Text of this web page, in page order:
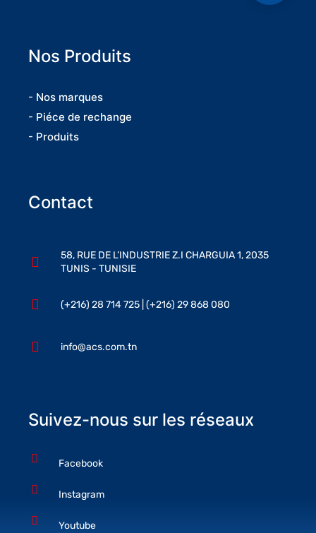
Nos Produits
- Nos marques
- Piéce de rechange
- Produits
Contact
58, RUE DE L’INDUSTRIE Z.I CHARGUIA 1, 2035
TUNIS - TUNISIE
(+216) 28 714 725 | (+216) 29 868 080
info@acs.com.tn
Suivez-nous sur les réseaux
Facebook
Instagram
Youtube